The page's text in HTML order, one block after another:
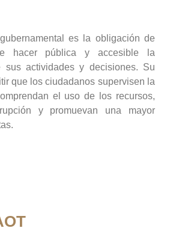
es la obligación de
hacer pública y accesible la
sus actividades y decisiones. Su
que los ciudadanos supervisen la
el uso de los recursos,
y promuevan una mayor